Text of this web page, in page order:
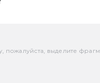
пожалуйста, выделите